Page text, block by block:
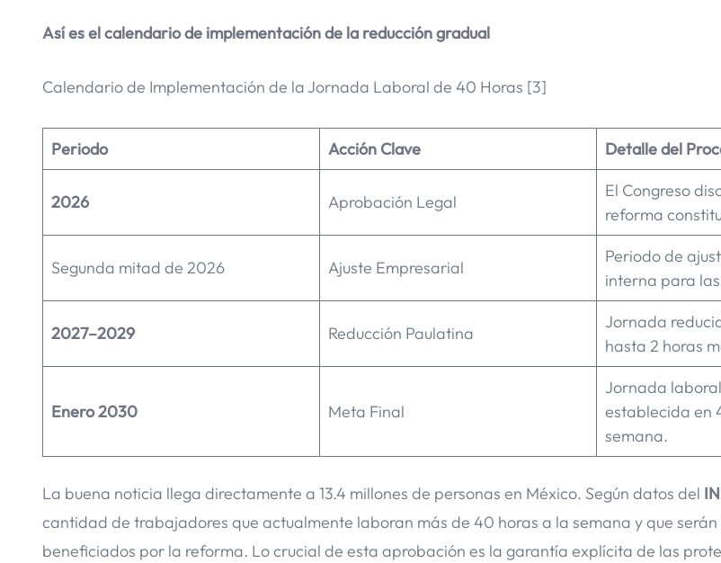
Así es el calendario de implementación de la reducción gradual
Calendario de Implementación de la Jornada Laboral de 40 Horas [3]
Periodo Acción Clave Detalle del
2026 Aprobación Legal
El Congreso
reforma
Segunda mitad de 2026 Ajuste Empresarial
Periodo de
interna para
2027–2029 Reducción Paulatina
Jornada
hasta 2 horas
Enero 2030 Meta Final
Jornada
establecida en
semana.
La buena noticia llega directamente a 13.4 millones de personas en México. Según datos del
cantidad de trabajadores que actualmente laboran más de 40 horas a la semana y que serán
beneficiados por la reforma. Lo crucial de esta aprobación es la garantía explícita de las